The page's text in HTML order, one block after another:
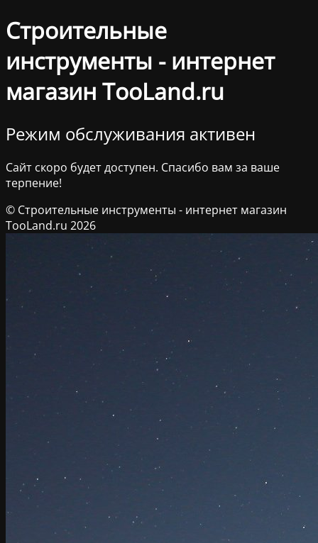
Строительные
инструменты - интернет
магазин TooLand.ru
Режим обслуживания активен
Сайт скоро будет доступен. Спасибо вам за ваше
терпение!
© Строительные инструменты - интернет магазин
TooLand.ru 2026